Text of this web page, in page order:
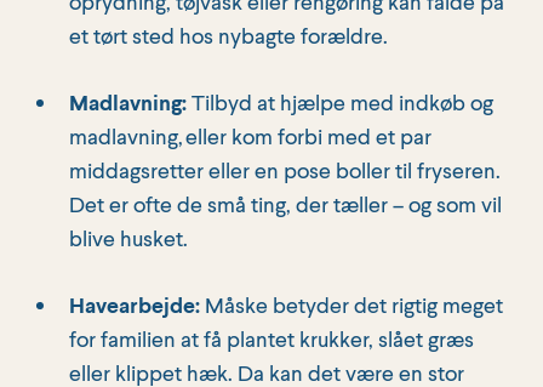
et tørt sted hos nybagte forældre.
Madlavning:Tilbyd at hjælpe med indkøb og
madlavning, eller kom forbi med et par
middagsretter eller en pose boller til fryseren.
Det er ofte de små ting, der tæller – og som vil
blive husket.
Havearbejde: Måske betyder det rigtig meget
for familien at få plantet krukker, slået græs
eller klippet hæk. Da kan det være en stor